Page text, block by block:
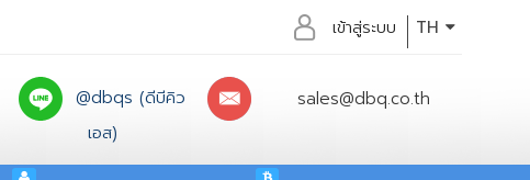
TH
เข้าสู่ระบบ
@dbqs (ดีบีคิว
เอส)
sales@dbq.co.th